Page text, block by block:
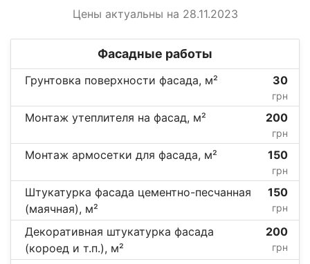
Цены актуальны на 28.11.2023
Фасадные работы
Грунтовка поверхности фасада, м² 30
грн
Монтаж утеплителя на фасад, м² 200
грн
Монтаж армосетки для фасада, м² 150
грн
Штукатурка фасада цементно-песчанная
(маячная), м²
150
грн
Декоративная штукатурка фасада
(короед и т.п.), м²
200
грн